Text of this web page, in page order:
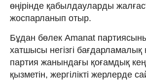
өңірінде қабылдауларды
жоспарланып отыр.
Бұдан бөлек Amanat
хатшысы негізгі бағдарламалық
партия жанындағы қоғамдық
қызметін, жергілікті жерлерде